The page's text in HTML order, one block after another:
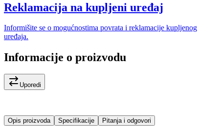
Reklamacija na kupljeni uređaj
Informišite se o mogućnostima povrata i reklamacije kupljenog
uređaja.
Informacije o proizvodu
Uporedi
Opis proizvoda Specifikacije Pitanja i odgovori